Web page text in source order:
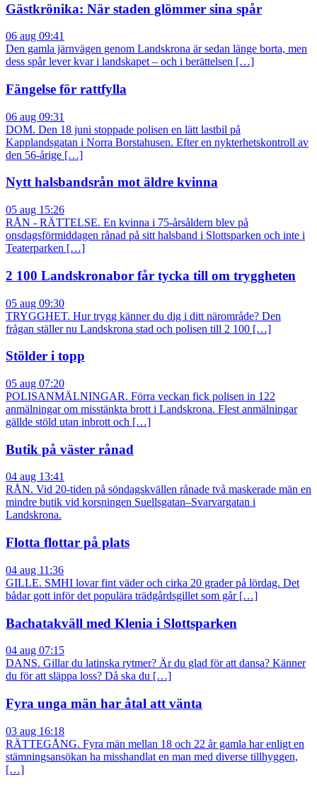
Gästkrönika: När staden glömmer sina spår
06 aug 09:41
Den gamla järnvägen genom Landskrona är sedan länge borta, men
dess spår lever kvar i landskapet – och i berättelsen […]
Fängelse för rattfylla
06 aug 09:31
DOM. Den 18 juni stoppade polisen en lätt lastbil på
Kapplandsgatan i Norra Borstahusen. Efter en nykterhetskontroll av
den 56-årige […]
Nytt halsbandsrån mot äldre kvinna
05 aug 15:26
RÅN - RÄTTELSE. En kvinna i 75-årsåldern blev på
onsdagsförmiddagen rånad på sitt halsband i Slottsparken och inte i
Teaterparken […]
2 100 Landskronabor får tycka till om tryggheten
05 aug 09:30
TRYGGHET. Hur trygg känner du dig i ditt närområde? Den
frågan ställer nu Landskrona stad och polisen till 2 100 […]
Stölder i topp
05 aug 07:20
POLISANMÄLNINGAR. Förra veckan fick polisen in 122
anmälningar om misstänkta brott i Landskrona. Flest anmälningar
gällde stöld utan inbrott och […]
Butik på väster rånad
04 aug 13:41
RÅN. Vid 20-tiden på söndagskvällen rånade två maskerade män en
mindre butik vid korsningen Suellsgatan–Svarvargatan i
Landskrona.
Flotta flottar på plats
04 aug 11:36
GILLE. SMHI lovar fint väder och cirka 20 grader på lördag. Det
bådar gott inför det populära trädgårdsgillet som går […]
Bachatakväll med Klenia i Slottsparken
04 aug 07:15
DANS. Gillar du latinska rytmer? Är du glad för att dansa? Känner
du för att släppa loss? Då ska du […]
Fyra unga män har åtal att vänta
03 aug 16:18
RÄTTEGÅNG. Fyra män mellan 18 och 22 år gamla har enligt en
stämningsansökan ha misshandlat en man med diverse tillhyggen,
[…]